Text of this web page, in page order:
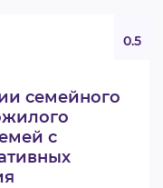
семейного
с
0.5